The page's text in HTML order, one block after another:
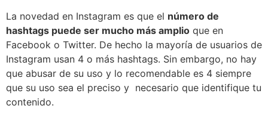
La novedad en Instagram es que el número de
hashtags puede ser mucho más amplio que en
Facebook o Twitter. De hecho la mayoría de usuarios de
Instagram usan 4 o más hashtags. Sin embargo, no hay
que abusar de su uso y lo recomendable es 4 siempre
que su uso sea el preciso y necesario que identifique tu
contenido.